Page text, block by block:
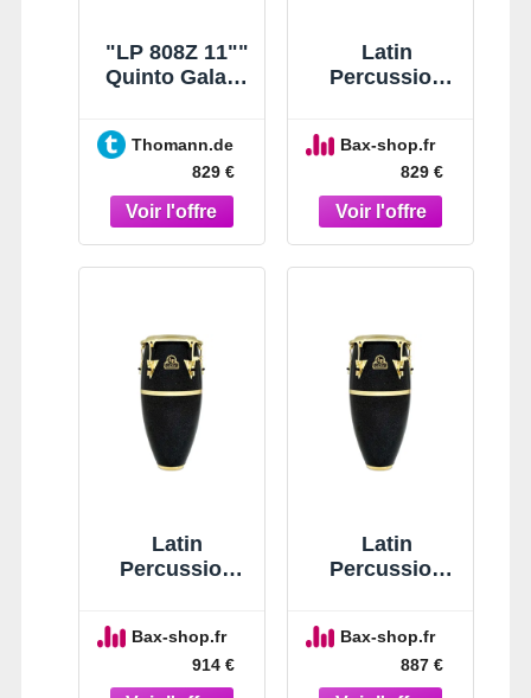
"LP 808Z 11""
Quinto Galaxy
Thomann.de
829 €
Latin
Percussion
Conga
Bax-shop.fr
829 €
Latin
Percussion
Quinto
Bax-shop.fr
914 €
Latin
Percussion
Bax-shop.fr
887 €